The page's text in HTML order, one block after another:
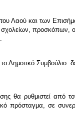
Λαού και των
προσκόπων,
Δημοτικό Συμβούλιο
θα ρυθμιστεί από
πρόσταγμα, σε